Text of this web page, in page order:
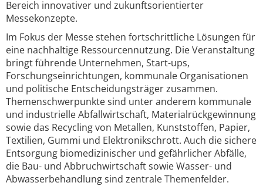
Bereich innovativer und zukunftsorientierter
Messekonzepte.
Im Fokus der Messe stehen fortschrittliche Lösungen für
eine nachhaltige Ressourcennutzung. Die Veranstaltung
bringt führende Unternehmen, Start-ups,
Forschungseinrichtungen, kommunale Organisationen
und politische Entscheidungsträger zusammen.
Themenschwerpunkte sind unter anderem kommunale
und industrielle Abfallwirtschaft, Materialrückgewinnung
sowie das Recycling von Metallen, Kunststoffen, Papier,
Textilien, Gummi und Elektronikschrott. Auch die sichere
Entsorgung biomedizinischer und gefährlicher Abfälle,
die Bau- und Abbruchwirtschaft sowie Wasser- und
Abwasserbehandlung sind zentrale Themenfelder.